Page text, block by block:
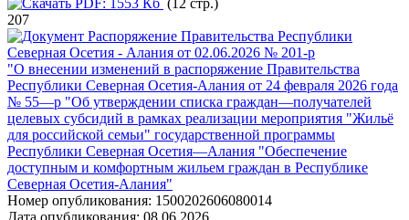
PDF: 1553 Кб (12 стр.)
207
Распоряжение Правительства Республики
Северная Осетия - Алания от 02.06.2026 № 201-р
"О внесении изменений в распоряжение Правительства
Республики Северная Осетия-Алания от 24 февраля 2026 года
№ 55—р "Об утверждении списка граждан—получателей
целевых субсидий в рамках реализации мероприятия "Жильё
для российской семьи" государственной программы
Республики Северная Осетия—Алания "Обеспечение
доступным и комфортным жильем граждан в Республике
Северная Осетия-Алания"
Номер опубликования: 1500202606080014
Дата опубликования: 08.06.2026